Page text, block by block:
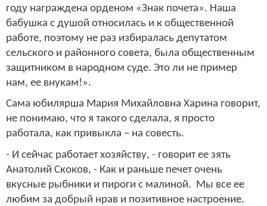
году награждена орденом «Знак почета». Наша
бабушка с душой относилась и к общественной
работе, поэтому не раз избиралась депутатом
сельского и районного совета, была общественным
защитником в народном суде. Это ли не пример
нам, ее внукам!».
Сама юбилярша Мария Михайловна Харина говорит,
не понимаю, что я такого сделала, я просто
работала, как привыкла – на совесть.
- И сейчас работает хозяйству, - говорит ее зять
Анатолий Скоков, - Как и раньше печет очень
вкусные рыбники и пироги с малиной. Мы все ее
любим за добрый нрав и позитивное настроение.